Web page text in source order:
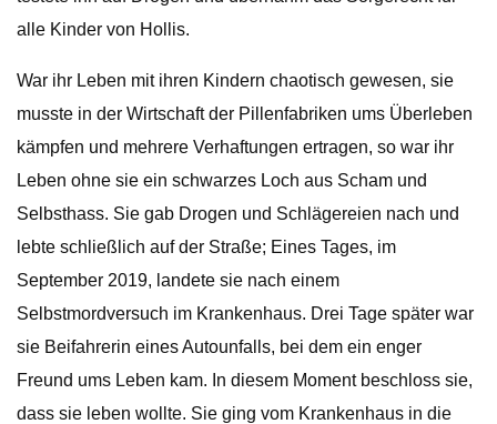
alle Kinder von Hollis.
War ihr Leben mit ihren Kindern chaotisch gewesen, sie
musste in der Wirtschaft der Pillenfabriken ums Überleben
kämpfen und mehrere Verhaftungen ertragen, so war ihr
Leben ohne sie ein schwarzes Loch aus Scham und
Selbsthass. Sie gab Drogen und Schlägereien nach und
lebte schließlich auf der Straße; Eines Tages, im
September 2019, landete sie nach einem
Selbstmordversuch im Krankenhaus. Drei Tage später war
sie Beifahrerin eines Autounfalls, bei dem ein enger
Freund ums Leben kam. In diesem Moment beschloss sie,
dass sie leben wollte. Sie ging vom Krankenhaus in die